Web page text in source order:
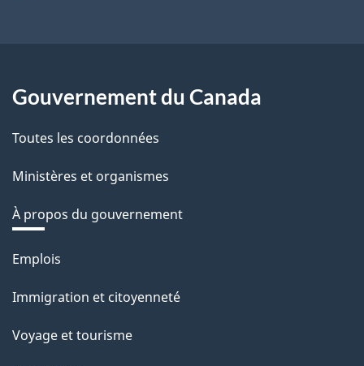
Gouvernement du Canada
Toutes les coordonnées
Ministères et organismes
À propos du gouvernement
Thèmes
sujets
Emplois
Immigration et citoyenneté
Voyage et tourisme